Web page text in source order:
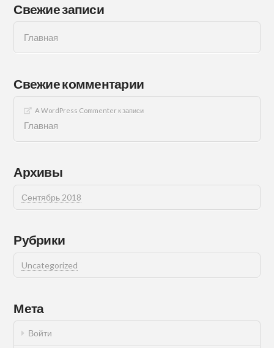
Свежие записи
Главная
Свежие комментарии
A WordPress Commenterк записи
Главная
Архивы
Сентябрь 2018
Рубрики
Uncategorized
Мета
Войти